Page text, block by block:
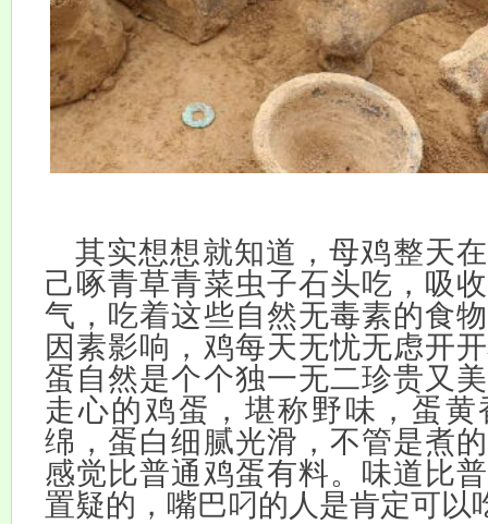
其实想想就知道，母鸡整天
己啄青草青菜虫子石头吃，吸
气，吃着这些自然无毒素的食
因素影响，鸡每天无忧无虑开
蛋自然是个个独一无二珍贵又
走心的鸡蛋，堪称野味，蛋
绵，蛋白细腻光滑，不管是煮
感觉比普通鸡蛋有料。味道比
置疑的，嘴巴叼的人是肯定可以